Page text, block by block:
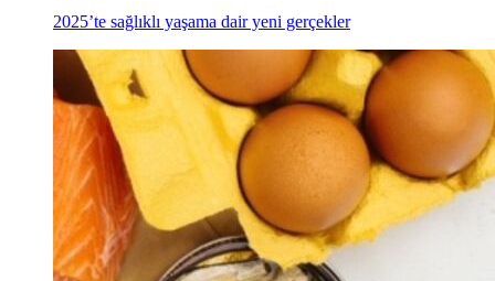
2025’te sağlıklı yaşama dair yeni gerçekler